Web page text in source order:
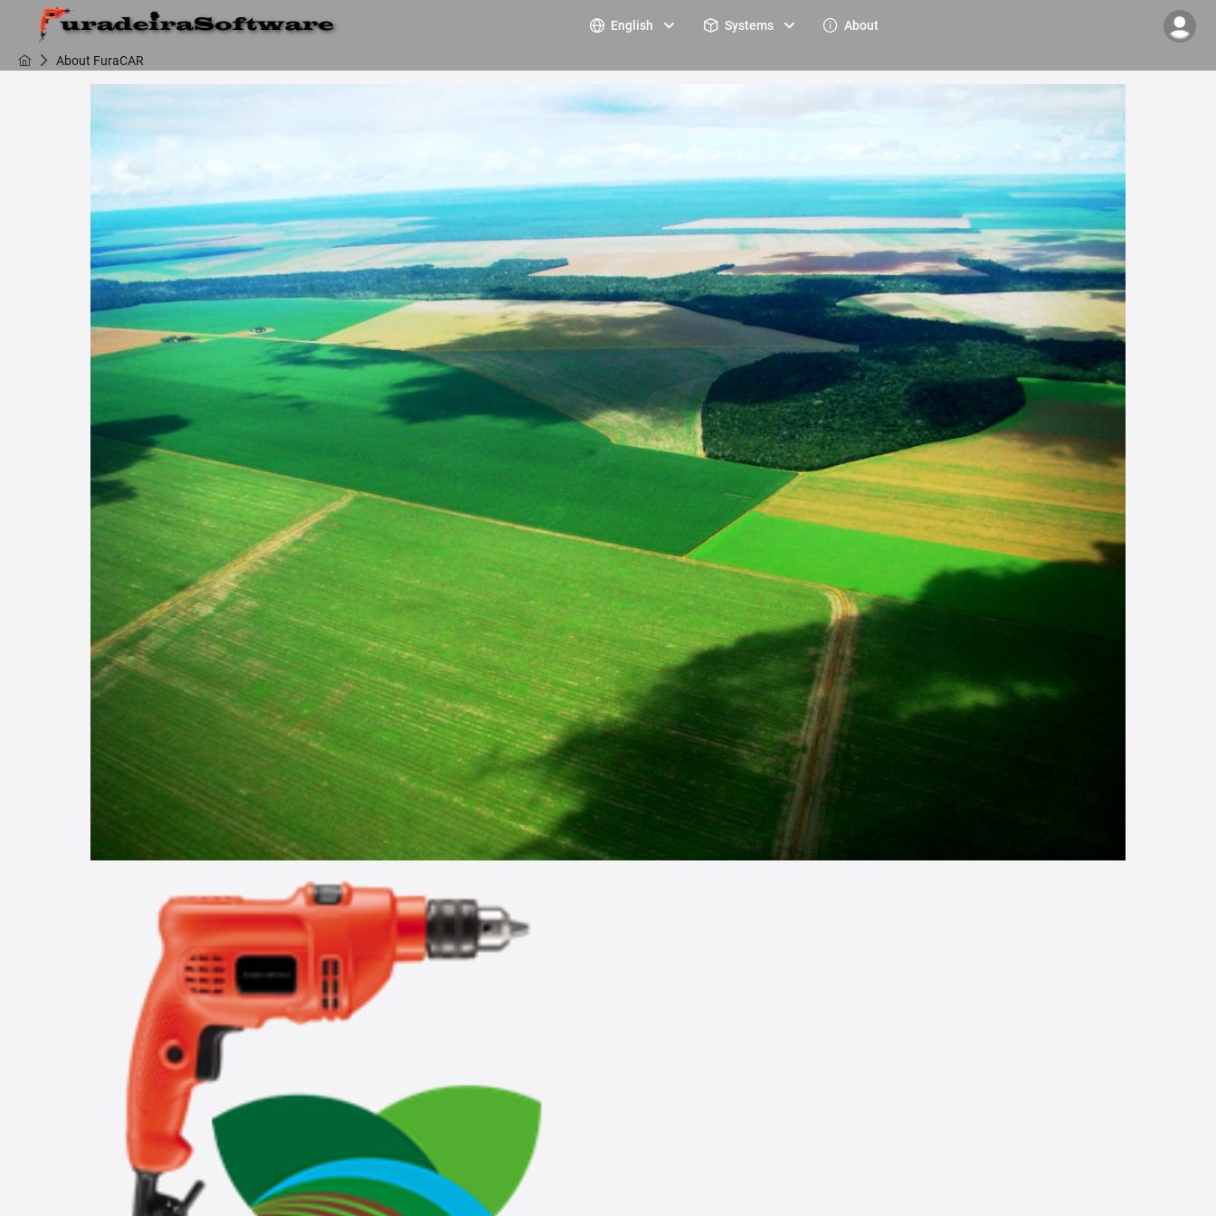
English Systems About
About FuraCAR